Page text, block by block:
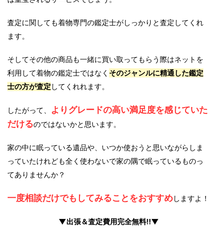
査定に関しても着物専門の鑑定士がしっかりと査定してくれ
ます。
そしてその他の商品も一緒に買い取ってもらう際はネットを
利用して着物の鑑定士ではなく そのジャンルに精通した鑑定
士の方が査定 してくれれます。
したがって、
よりグレードの高い満足度を感じていた
だけるのではないかと思います。
家の中に眠っている遺品や、いつか使おうと思いながらしま
っていたけれども全く使わないで家の隅で眠っているものっ
てありませんか？
一度相談だけでもしてみることをおすすめしますよ！
▼出張＆査定費用完全無料!!▼